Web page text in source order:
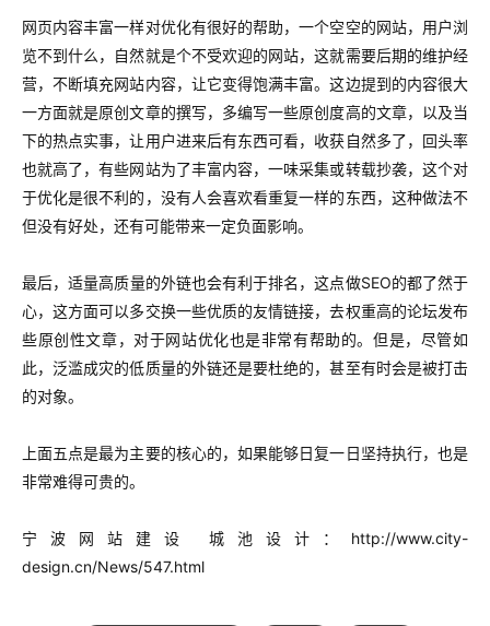
网页内容丰富一样对优化有很好的帮助，一个空空的网站，用户浏
览不到什么，自然就是个不受欢迎的网站，这就需要后期的维护经
营，不断填充网站内容，让它变得饱满丰富。这边提到的内容很大
一方面就是原创文章的撰写，多编写一些原创度高的文章，以及当
下的热点实事，让用户进来后有东西可看，收获自然多了，回头率
也就高了，有些网站为了丰富内容，一味采集或转载抄袭，这个对
于优化是很不利的，没有人会喜欢看重复一样的东西，这种做法不
但没有好处，还有可能带来一定负面影响。
最后，适量高质量的外链也会有利于排名，这点做SEO的都了然于
心，这方面可以多交换一些优质的友情链接，去权重高的论坛发布
些原创性文章，对于网站优化也是非常有帮助的。但是，尽管如
此，泛滥成灾的低质量的外链还是要杜绝的，甚至有时会是被打击
的对象。
上面五点是最为主要的核心的，如果能够日复一日坚持执行，也是
非常难得可贵的。
宁波网站建设 城池设计： http://www.city-
design.cn/News/547.html